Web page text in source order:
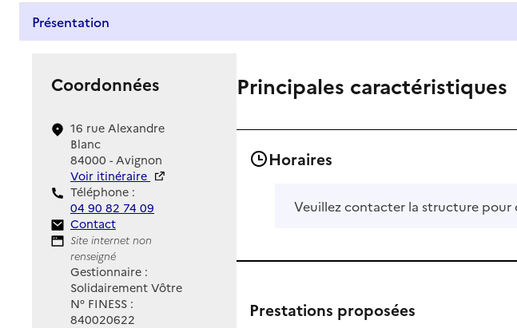
Présentation
Coordonnées
16 rue Alexandre
Blanc
84000 - Avignon
Voir itinéraire
Téléphone :
04 90 82 74 09
Contact
Contact
Site Internet
Site internet non
renseigné
Gestionnaire :
Solidairement Vôtre
N° FINESS :
840020622
Principales caractéristiques
Horaires
Veuillez contacter la structure pour
Prestations proposées